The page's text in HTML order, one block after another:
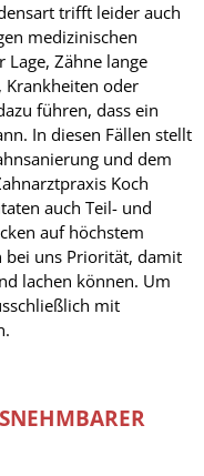
trifft leider auch
medizinischen
Zähne lange
Krankheiten oder
führen, dass ein
In diesen Fällen stellt
und dem
Koch
auch Teil- und
auf höchstem
bei uns Priorität, damit
lachen können. Um
mit